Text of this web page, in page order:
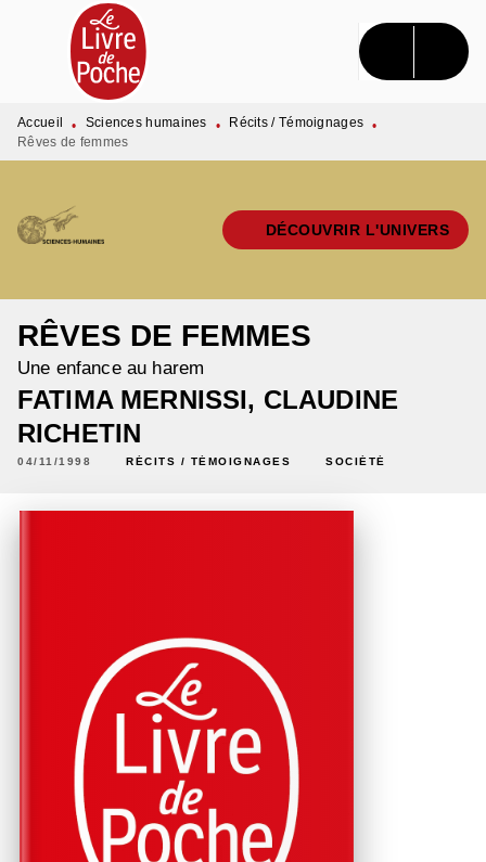
MENU RECHERCHE CONTENU
PIED DE PAGE
Accueil • Sciences humaines • Récits / Témoignages •
Rêves de femmes
DÉCOUVRIR L'UNIVERS
RÊVES DE FEMMES
Une enfance au harem
FATIMA MERNISSI, CLAUDINE
RICHETIN
04/11/1998 RÉCITS / TÉMOIGNAGES SOCIÉTÉ